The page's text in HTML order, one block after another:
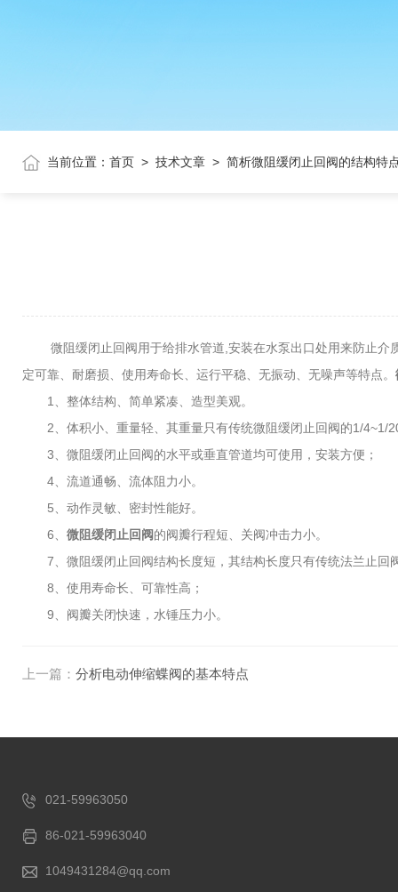
当前位置： 首页 > 技术文章 > 简析微阻缓闭止回阀的结构特
微阻缓闭止回阀用于给排水管道,安装在水泵出口处用来防止介
定可靠、耐磨损、使用寿命长、运行平稳、无振动、无噪声等特点。
1、整体结构、简单紧凑、造型美观。
2、体积小、重量轻、其重量只有传统微阻缓闭止回阀的1/4~1/
3、微阻缓闭止回阀的水平或垂直管道均可使用，安装方便；
4、流道通畅、流体阻力小。
5、动作灵敏、密封性能好。
6、 微阻缓闭止回阀的阀瓣行程短、关阀冲击力小。
7、微阻缓闭止回阀结构长度短，其结构长度只有传统法兰止回
8、使用寿命长、可靠性高；
9、阀瓣关闭快速，水锤压力小。
上一篇： 分析电动伸缩蝶阀的基本特点
021-59963050
86-021-59963040
1049431284@qq.com